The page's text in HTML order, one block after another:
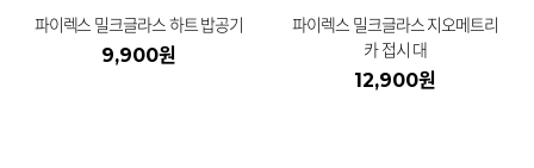
파이렉스 밀크글라스 하트 밥공기
9,900원
파이렉스 밀크글라스 지오메트리
카 접시 대
12,900원